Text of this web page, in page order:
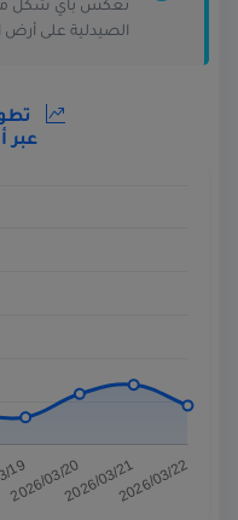
تعكس بأي شكل من
الصيدلية على أرض
عبر